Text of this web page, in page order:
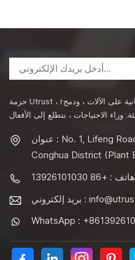
حزمة Utrust ، rاعتناق طبيعة الناس ، وإضفاء الروحانية على الآلات ، ودمج
عنوان : No. 1, Lifeng Road, Mingzhu Industrial Park,
Conghua District (Plant
هاتف : +86 13926101030
بريد إلكتروني :
WhatsApp :